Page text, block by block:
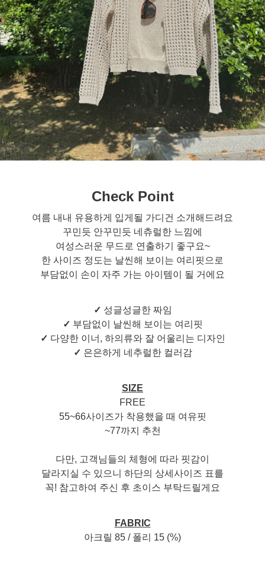
Check Point
여름 내내 유용하게 입게될 가디건 소개해드려요
꾸민듯 안꾸민듯 네츄럴한 느낌에
여성스러운 무드로 연출하기 좋구요~
한 사이즈 정도는 날씬해 보이는 여리핏으로
부담없이 손이 자주 가는 아이템이 될 거에요
✓ 성글성글한 짜임
✓ 부담없이 날씬해 보이는 여리핏
✓ 다양한 이너, 하의류와 잘 어울리는 디자인
✓ 은은하게 네추럴한 컬러감
SIZE
FREE
55~66사이즈가 착용했을 때 여유핏
~77까지 추천
다만, 고객님들의 체형에 따라 핏감이
달라지실 수 있으니 하단의 상세사이즈 표를
꼭! 참고하여 주신 후 초이스 부탁드릴게요
FABRIC
아크릴 85 / 폴리 15 (%)